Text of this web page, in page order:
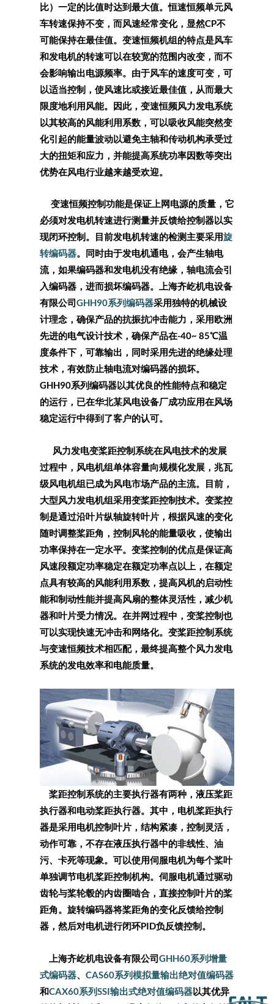
比）一定的比值时达到最大值。恒速恒频单元风
车转速保持不变，而风速经常变化，显然CP不
可能保持在最佳值。变速恒频机组的特点是风车
和发电机的转速可以在较宽的范围内改变，而不
会影响输出电源频率。由于风车的速度可变，可
以适当控制，使风速比或接近最佳值，从而最大
限度地利用风能。因此，变速恒频风力发电系统
以其较高的风能利用系数，可以吸收风能突然变
化引起的能量波动以避免主轴和传动机构承受过
大的扭矩和应力，并能提高系统功率因数等突出
优势在风电行业越来越受欢迎。
变速恒频控制功能是保证上网电源的质量，它
必须对发电机转速进行测量并反馈给控制器以实
现闭环控制。目前发电机转速的检测主要采用旋
转编码器。同时由于发电机通电，会产生轴电
流，如果编码器和发电机没有绝缘，轴电流会引
入编码器，进而损坏编码器。上海齐屹机电设备
有限公司GHH90系列编码器采用独特的机械设
计理念，确保产品的抗振抗冲击能力，采用欧洲
先进的电气设计技术，确保产品在-40~ 85℃温
度条件下，可靠输出，同时采用先进的绝缘处理
技术，有效防止轴电流对编码器的损坏。
GHH90系列编码器以其优良的性能特点和稳定
的运行，已在华北某风电设备厂成功应用在风场
稳定运行中得到了客户的认可。
风力发电变桨距控制系统在风电技术的发展
过程中，风电机组单体容量向规模化发展，兆瓦
级风电机组已成为风电市场产品的主流。目前，
大型风力发电机组采用变桨距控制技术。变桨控
制是通过沿叶片纵轴旋转叶片，根据风速的变化
随时调整桨距角，控制风轮的能量吸收，使输出
功率保持在一定水平。变桨控制的优点是保证高
风速段额定功率稳定在额定功率点以上，在额定
点具有较高的风能利用系数，提高风机的启动性
能和制动性能并提高风扇的整体灵活性，减少机
器和叶片受力情况。在并网过程中，变桨控制也
可以实现快速无冲击和网络化。变桨距控制系统
与变速恒频技术相匹配，最终提高整个风力发电
系统的发电效率和电能质量。
桨距控制系统的主要执行器有两种，液压桨距
执行器和电动桨距执行器。其中，电机桨距执行
器是采用电机控制叶片，结构紧凑，控制灵活，
动作可靠，不存在液压执行器中的非线性、油
污、卡死等现象。可以使用伺服电机为每个桨叶
单独调节电机桨距控制机构。伺服电机通过驱动
齿轮与桨轮毂的内齿圈啮合，直接控制叶片的桨
距角。旋转编码器将桨距角的变化反馈给控制
器，然后对电机进行闭环PID负反馈控制。
上海齐屹机电设备有限公司GHH60系列增量
式编码器、 CAS60系列模拟量输出绝对值编码器
和CAX60系列SSI输出式绝对值编码器以其优异